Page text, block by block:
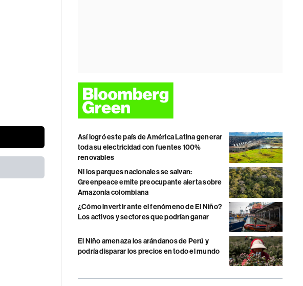
Así logró este país de América Latina generar
toda su electricidad con fuentes 100%
renovables
Ni los parques nacionales se salvan:
Greenpeace emite preocupante alerta sobre
Amazonía colombiana
¿Cómo invertir ante el fenómeno de El Niño?
Los activos y sectores que podrían ganar
El Niño amenaza los arándanos de Perú y
podría disparar los precios en todo el mundo